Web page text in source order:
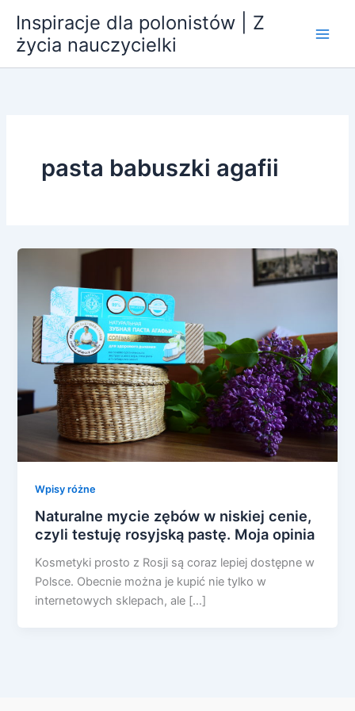
treści
Inspiracje dla polonistów | Z
życia nauczycielki
pasta babuszki agafii
Wpisy różne
Naturalne mycie zębów w niskiej cenie,
czyli testuję rosyjską pastę. Moja opinia
Kosmetyki prosto z Rosji są coraz lepiej dostępne w
Polsce. Obecnie można je kupić nie tylko w
internetowych sklepach, ale […]